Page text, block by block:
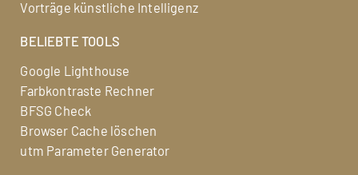
Vorträge künstliche Intelligenz
BELIEBTE TOOLS
Google Lighthouse
Farbkontraste Rechner
BFSG Check
Browser Cache löschen
utm Parameter Generator